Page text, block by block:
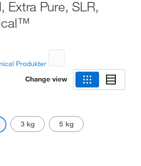
Extra Pure, SLR,
Produkter
Change view
3 kg 5 kg